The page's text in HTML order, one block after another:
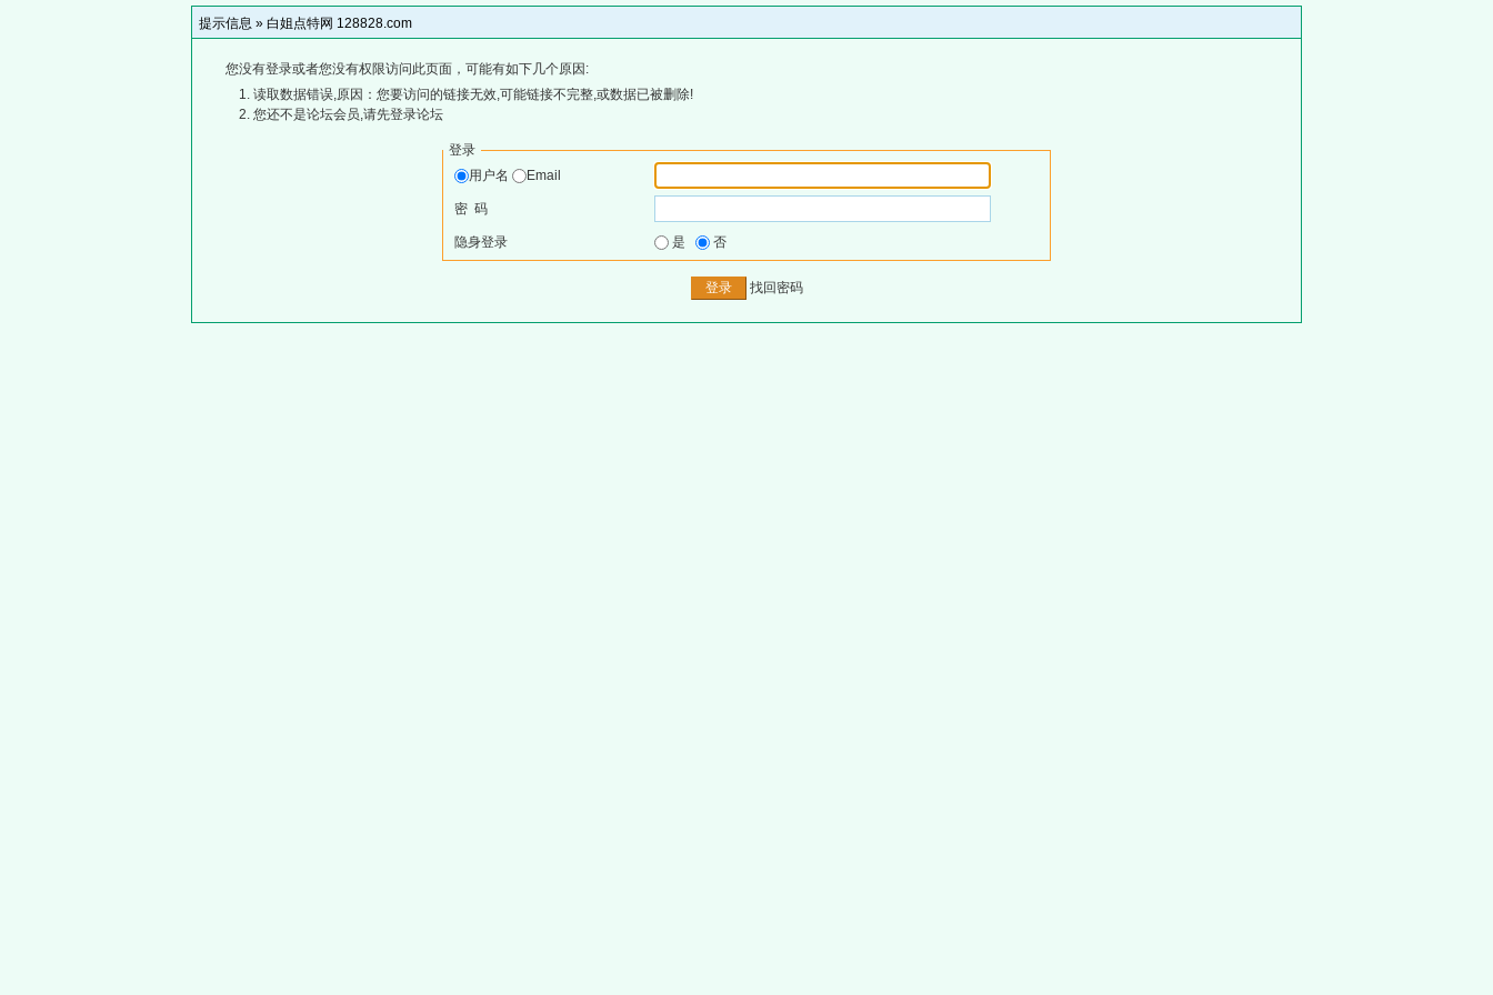
提示信息 » 白姐点特网 128828.com
您没有登录或者您没有权限访问此页面，可能有如下几个原因:
读取数据错误,原因：您要访问的链接无效,可能链接不完整,或数据已被删除!
您还不是论坛会员,请先登录论坛
登录
用户名
Email
密 码
隐身登录 是 否
找回密码